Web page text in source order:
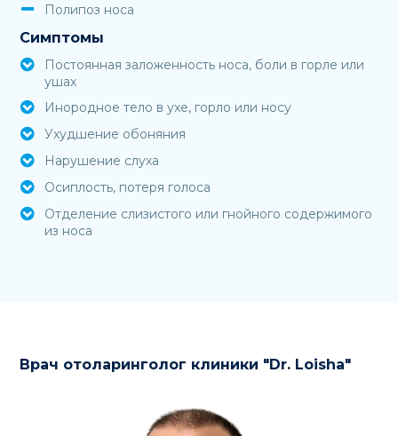
Полипоз носа
Симптомы
Постоянная заложенность носа, боли в горле или
ушах
Инородное тело в ухе, горло или носу
Ухудшение обоняния
Нарушение слуха
Осиплость, потеря голоса
Отделение слизистого или гнойного содержимого
из носа
Врач отоларинголог клиники "Dr. Loisha"